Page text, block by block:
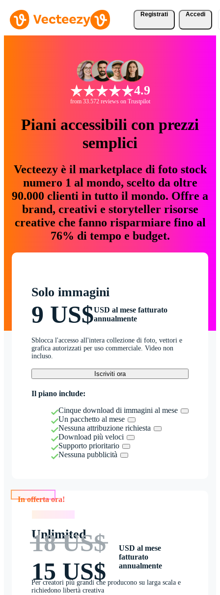
Registrati Accedi
4.9
from 33.572 reviews on Trustpilot
Piani accessibili con prezzi
semplici
Vecteezy è il marketplace di foto stock
numero 1 al mondo, scelto da oltre
90.000 clienti in tutto il mondo. Offre a
brand, creativi e storyteller risorse
creative che fanno risparmiare fino al
76% di tempo e budget.
Solo immagini
9 US$USD al mese fatturato
annualmente
Sblocca l'accesso all'intera collezione di foto, vettori e
grafica autorizzati per uso commerciale. Video non
incluso.
Iscriviti ora
Il piano include:
Cinque download di immagini al mese
Un pacchetto al mese
Nessuna attribuzione richiesta
Download più veloci
Supporto prioritario
Nessuna pubblicità
Unlimited
18 US$
15 US$
USD al mese
fatturato
annualmente
Per creatori più grandi che producono su larga scala e
richiedono libertà creativa